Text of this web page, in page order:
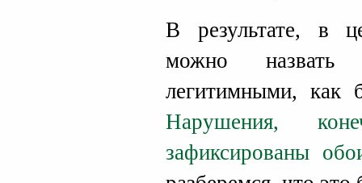
В результате, в
можно назвать
легитимными, как
Нарушения,
зафиксированы